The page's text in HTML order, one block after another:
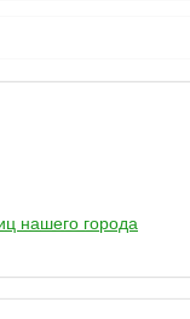
нашего города